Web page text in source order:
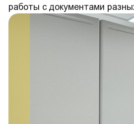
работы с документами